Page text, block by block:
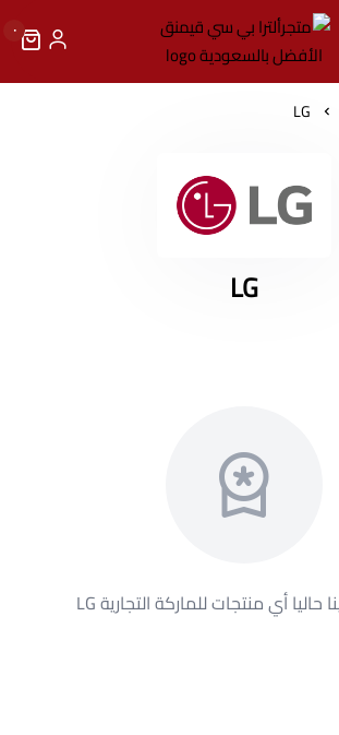
متجرألترا بي سي قيمنق
٠
LG
LG
حاليا أي منتجات للماركة التجارية